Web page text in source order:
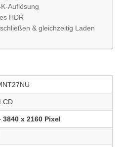
Auflösung
HDR
& gleichzeitig Laden
3840 x 2160 Pixel